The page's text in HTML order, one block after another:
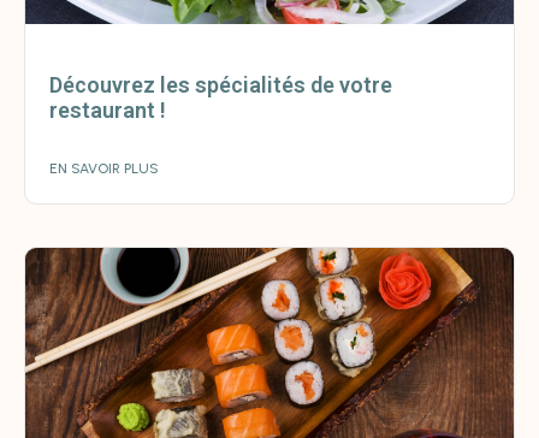
Découvrez les spécialités de votre
restaurant !
EN SAVOIR PLUS